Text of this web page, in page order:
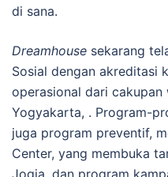
di sana.
Dreamhouse sekarang
Sosial dengan akreditasi
operasional dari cakupan
Yogyakarta, . Program-
juga program preventif,
Center, yang membuka
Jogja, dan program